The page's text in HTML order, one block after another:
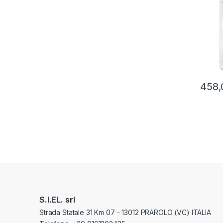
S.I.EL. srl
Strada Statale 31 Km 07 - 13012 PRAROLO (VC) ITALIA